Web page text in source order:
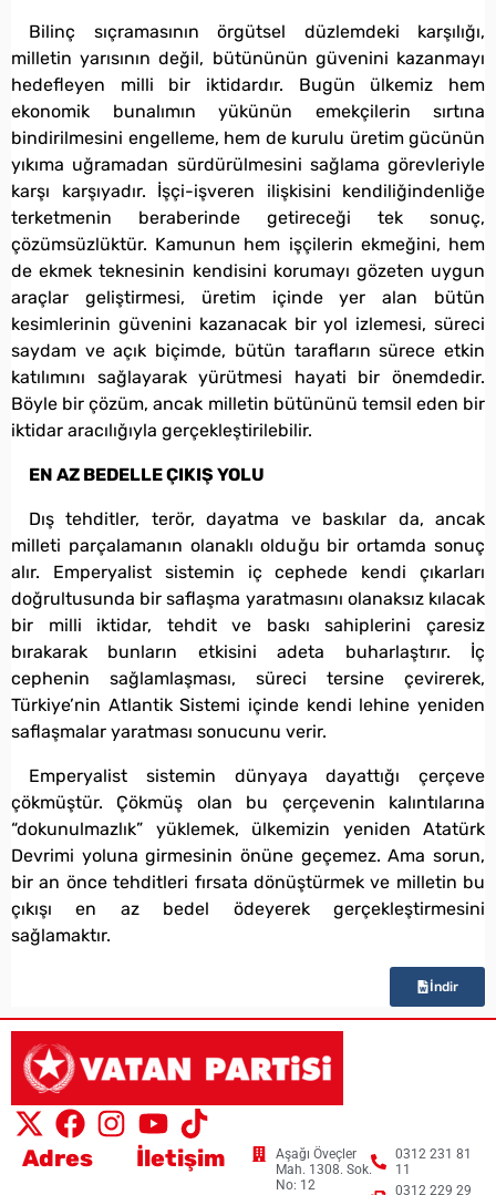
Bilinç sıçramasının örgütsel düzlemdeki karşılığı,
milletin yarısının değil, bütününün güvenini kazanmayı
hedefleyen milli bir iktidardır. Bugün ülkemiz hem
ekonomik bunalımın yükünün emekçilerin sırtına
bindirilmesini engelleme, hem de kurulu üretim gücünün
yıkıma uğramadan sürdürülmesini sağlama görevleriyle
karşı karşıyadır. İşçi-işveren ilişkisini kendiliğindenliğe
terketmenin beraberinde getireceği tek sonuç,
çözümsüzlüktür. Kamunun hem işçilerin ekmeğini, hem
de ekmek teknesinin kendisini korumayı gözeten uygun
araçlar geliştirmesi, üretim içinde yer alan bütün
kesimlerinin güvenini kazanacak bir yol izlemesi, süreci
saydam ve açık biçimde, bütün tarafların sürece etkin
katılımını sağlayarak yürütmesi hayati bir önemdedir.
Böyle bir çözüm, ancak milletin bütününü temsil eden bir
iktidar aracılığıyla gerçekleştirilebilir.
EN AZ BEDELLE ÇIKIŞ YOLU
Dış tehditler, terör, dayatma ve baskılar da, ancak
milleti parçalamanın olanaklı olduğu bir ortamda sonuç
alır. Emperyalist sistemin iç cephede kendi çıkarları
doğrultusunda bir saflaşma yaratmasını olanaksız kılacak
bir milli iktidar, tehdit ve baskı sahiplerini çaresiz
bırakarak bunların etkisini adeta buharlaştırır. İç
cephenin sağlamlaşması, süreci tersine çevirerek,
Türkiye’nin Atlantik Sistemi içinde kendi lehine yeniden
saflaşmalar yaratması sonucunu verir.
Emperyalist sistemin dünyaya dayattığı çerçeve
çökmüştür. Çökmüş olan bu çerçevenin kalıntılarına
“dokunulmazlık” yüklemek, ülkemizin yeniden Atatürk
Devrimi yoluna girmesinin önüne geçemez. Ama sorun,
bir an önce tehditleri fırsata dönüştürmek ve milletin bu
çıkışı en az bedel ödeyerek gerçekleştirmesini
sağlamaktır.
İndir
Adres
Aşağı Öveçler
Mah. 1308. Sok.
No: 12
İletişim
0312 231 81
11
0312 229 29